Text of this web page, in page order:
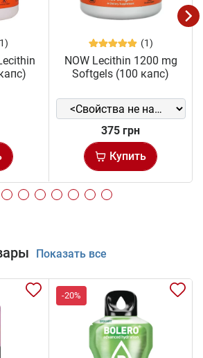
(1)
NOW Lecithin 1200 mg
Softgels (100 капс)
375 грн
Купить
Показать все
-20%